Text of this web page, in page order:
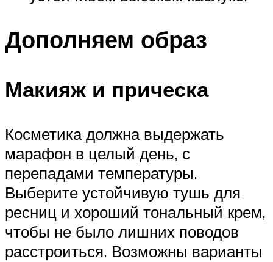
Дополняем образ
Макияж и прическа
Косметика должна выдержать
марафон в целый день, с
перепадами температуры.
Выберите устойчивую тушь для
ресниц и хороший тональный крем,
чтобы не было лишних поводов
расстроиться. Возможны варианты